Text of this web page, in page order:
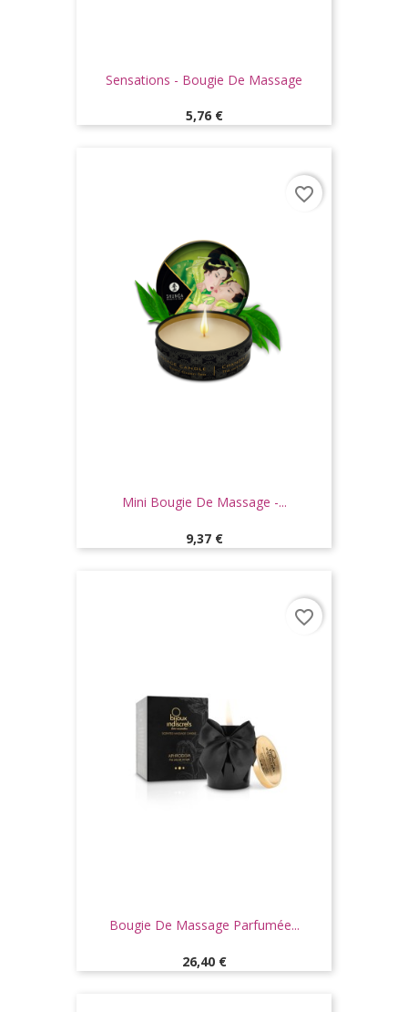
Sensations - Bougie De Massage
Prix
5,76 €
Mini Bougie De Massage -...
Prix
9,37 €
favorite_border
Bougie De Massage Parfumée...
Prix
26,40 €
favorite_border